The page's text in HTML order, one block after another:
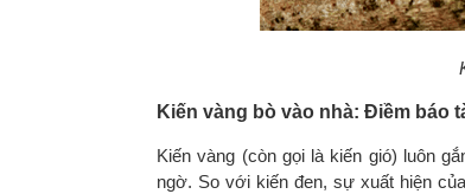
Kiến vàng bò vào nhà: Điềm báo
Kiến vàng (còn gọi là kiến gió) luôn
ngờ. So với kiến đen, sự xuất hiện